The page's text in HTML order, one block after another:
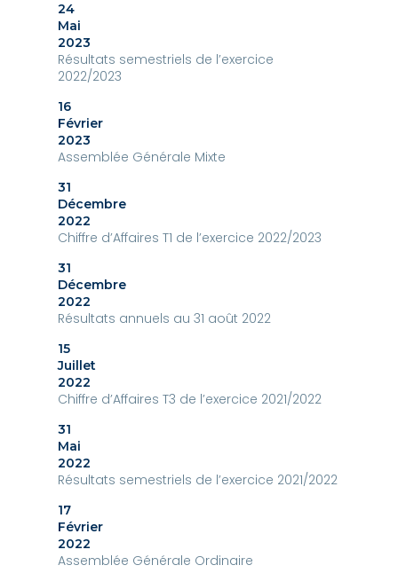
24
Mai
2023
Résultats semestriels de l’exercice
2022/2023
16
Février
2023
Assemblée Générale Mixte
31
Décembre
2022
Chiffre d’Affaires T1 de l’exercice 2022/2023
31
Décembre
2022
Résultats annuels au 31 août 2022
15
Juillet
2022
Chiffre d’Affaires T3 de l’exercice 2021/2022
31
Mai
2022
Résultats semestriels de l’exercice 2021/2022
17
Février
2022
Assemblée Générale Ordinaire